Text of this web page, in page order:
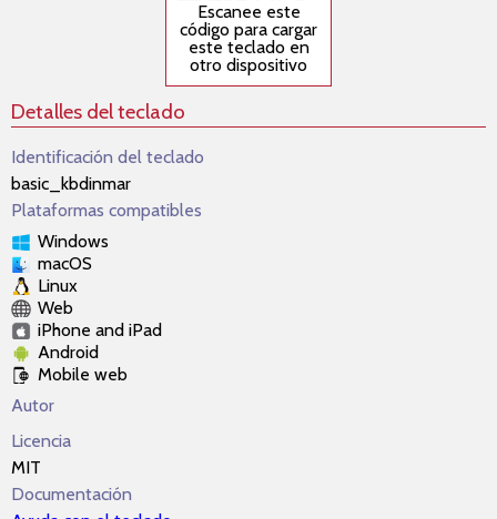
Escanee este
código para cargar
este teclado en
otro dispositivo
Detalles del teclado
Identificación del teclado
basic_kbdinmar
Plataformas compatibles
Windows
macOS
Linux
Web
iPhone and iPad
Android
Mobile web
Autor
Licencia
MIT
Documentación